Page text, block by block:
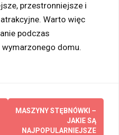
przestronniejsze i
Warto więc
podczas
domu.
MASZYNY STĘBNÓWKI –
JAKIE SĄ
NAJPOPULARNIEJSZE